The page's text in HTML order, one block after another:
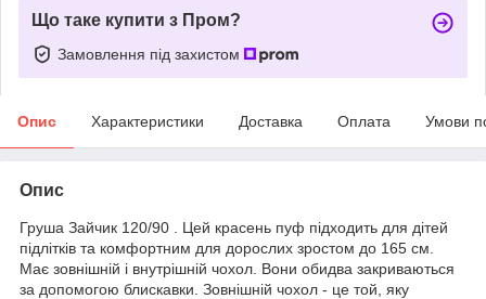
Що таке купити з Пром?
Замовлення під захистом
Опис Характеристики Доставка Оплата Умови
Опис
Груша Зайчик 120/90 . Цей красень пуф підходить для дітей
підлітків та комфортним для дорослих зростом до 165 см.
Має зовнішній і внутрішній чохол. Вони обидва закриваються
за допомогою блискавки. Зовнішній чохол - це той, яку